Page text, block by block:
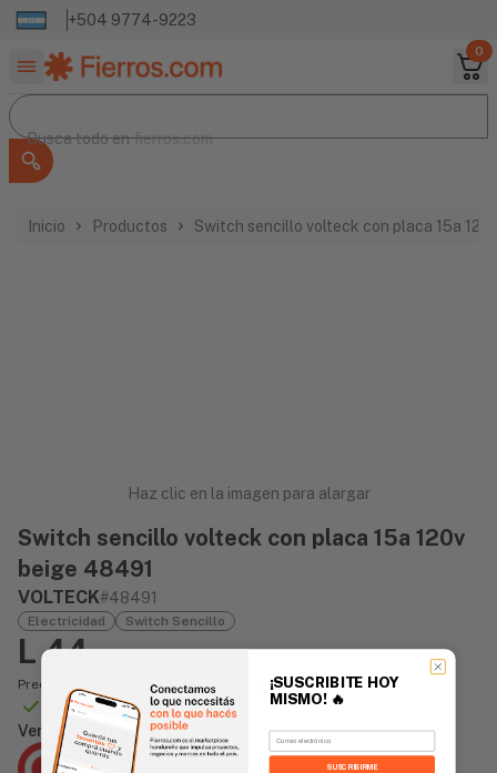
+504 9774-9223
0
Buscar productos
Busca todo en
Busca todo enfierros.com
Inicio Productos Switch sencillo volteck con placa 15a
Haz clic en la imagen para alargar
Switch sencillo volteck con placa 15a 120v
beige 48491
VOLTECK#48491
Electricidad Switch Sencillo
L 44
Precio incluye impuesto sobre ventas
Disponible Online
Vendido Por:
Agencia Global
¡SUSCRIBITE HOY
MISMO! 🔥
Email
SUSCRIBIRME